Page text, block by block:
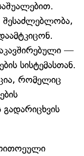
შესაძლებლობა,
—
სისტემასთან.
რომელიც